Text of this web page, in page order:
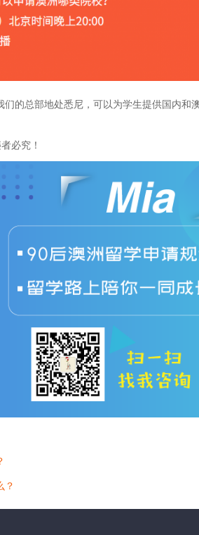
的总部地处悉尼，可以为学生提供国内和
必究！
？